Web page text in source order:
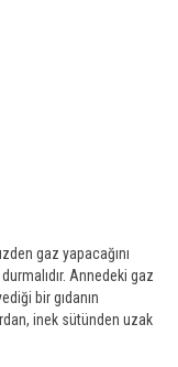
gaz yapacağını
Annedeki gaz
bir gıdanın
inek sütünden uzak